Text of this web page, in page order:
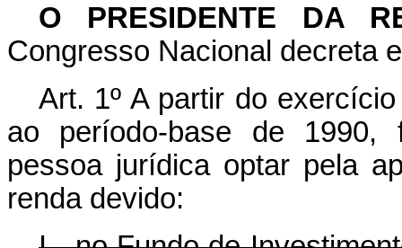
O PRESIDENTE DA
Congresso Nacional decreta
Art. 1º A partir do
ao período-base de 1990,
pessoa jurídica optar pela
renda devido: